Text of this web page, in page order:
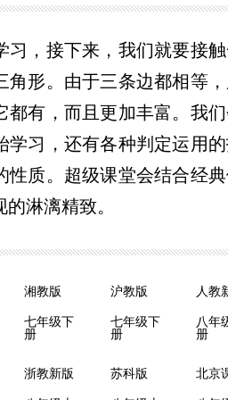
习，接下来，我们就要接
角形。由于三条边都相等
都有，而且更加丰富。我
学习，还有各种判定运用
性质。超级课堂会结合经
淋漓精致。
湘教版
七年级下
册
沪教版
七年级下
册
八年
册
浙教新版 苏科版